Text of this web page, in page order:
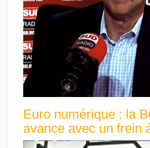
Euro numérique : la
avance avec un frein